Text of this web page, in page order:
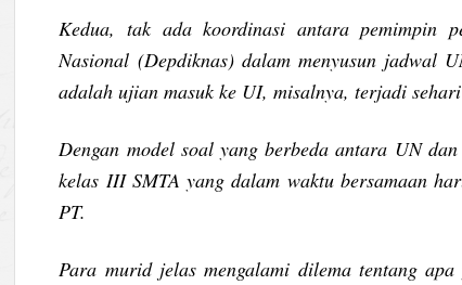
Kedua, tak ada koordinasi antara pemimpin
Nasional (Depdiknas) dalam menyusun jadwal
adalah ujian masuk ke UI, misalnya, terjadi
Dengan model soal yang berbeda antara UN
kelas III SMTA yang dalam waktu bersamaan
PT.
Para murid jelas mengalami dilema tentang